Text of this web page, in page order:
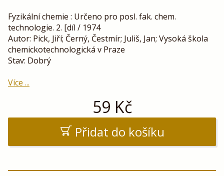
Fyzikální chemie : Určeno pro posl. fak. chem.
technologie. 2. [díl / 1974
Autor: Pick, Jiří; Černý, Čestmír; Juliš, Jan; Vysoká škola
chemickotechnologická v Praze
Stav: Dobrý
Více ...
59 Kč
Přidat do košíku